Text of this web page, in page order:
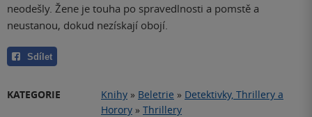
neodešly. Žene je touha po spravedlnosti a pomstě a
neustanou, dokud nezískají obojí.
Sdílet
KATEGORIE Knihy » Beletrie » Detektivky, Thrillery a
Horory » Thrillery